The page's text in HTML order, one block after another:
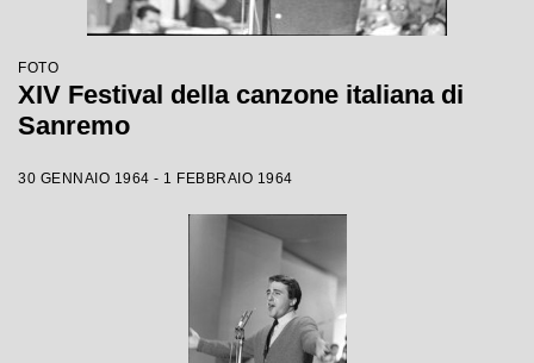
FOTO
XIV Festival della canzone italiana di
Sanremo
30 GENNAIO 1964 - 1 FEBBRAIO 1964